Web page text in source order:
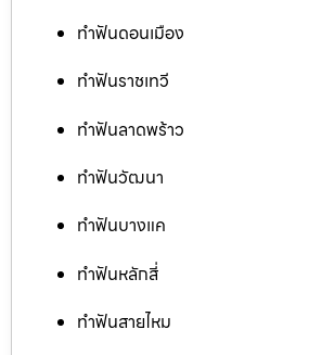
ทำฟันดอนเมือง
ทำฟันราชเทวี
ทำฟันลาดพร้าว
ทำฟันวัฒนา
ทำฟันบางแค
ทำฟันหลักสี่
ทำฟันสายไหม